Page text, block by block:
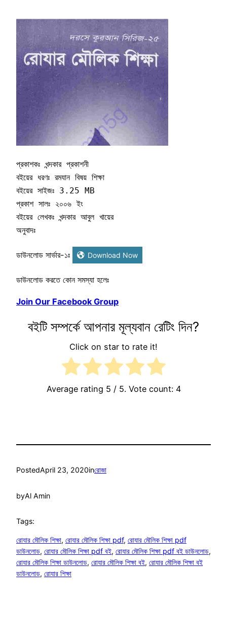
প্রকাশকঃ খন্দকার প্রকাশনী
বইয়ের ধরণঃ রমযান বিষয় শিক্ষা
বইয়ের সাইজঃ 3.25 MB
প্রকাশ সালঃ ২০০৬ ইং
বইয়ের লেখকঃ খন্দকার আবুল খায়ের
অনুবাদঃ
ডাউনলোড সার্ভার-১ঃ Download Now
ডাউনলোড করতে কোন সমস্যা হলেঃ
Join Our Facebook Group
বইটি সম্পর্কে আপনার মূল্যবান রেটিং দিন?
Click on star to rate it!
Average rating 5 / 5. Vote count: 4
PostedApril 23, 2020inরোজা
byAl Amin
Tags:
রোযার মৌলিক শিক্ষা, রোযার মৌলিক শিক্ষা pdf, রোযার মৌলিক শিক্ষা pdf
ডাউনলোড, রোযার মৌলিক শিক্ষা pdf বই, রোযার মৌলিক শিক্ষা pdf বই ডাউনলোড
রোযার মৌলিক শিক্ষা ডাউনলোড, রোযার মৌলিক শিক্ষা বই, রোযার মৌলিক শিক্ষা বই
ডাউনলোড, রোযার শিক্ষা